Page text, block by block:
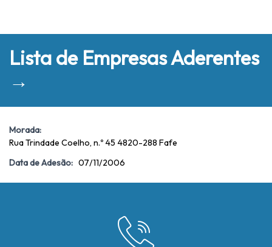
Lista de Empresas Aderentes
→
Morada:
Rua Trindade Coelho, n.º 45 4820-288 Fafe
Data de Adesão: 07/11/2006